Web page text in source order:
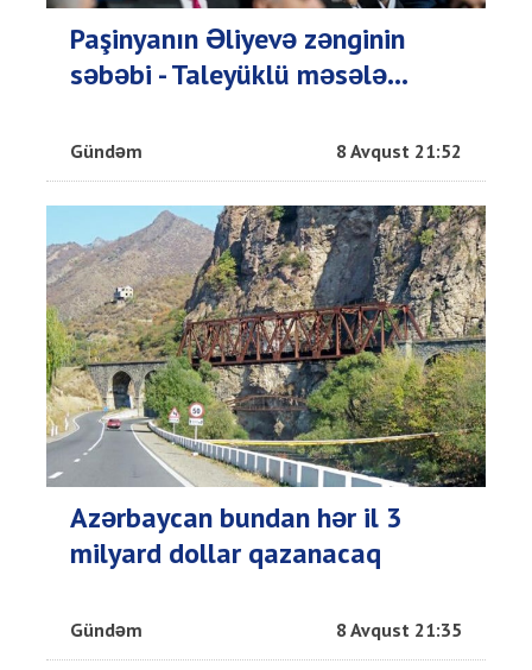
Paşinyanın Əliyevə zənginin
səbəbi - Taleyüklü məsələ...
Gündəm 8 Avqust 21:52
Azərbaycan bundan hər il 3
milyard dollar qazanacaq
Gündəm 8 Avqust 21:35